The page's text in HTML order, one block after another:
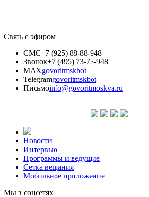
Связь с эфиром
СМС+7 (925) 88-88-948
Звонок+7 (495) 73-73-948
MAXgovoritmskbot
Telegramgovoritmskbot
Письмоinfo@govoritmoskva.ru
Новости
Интервью
Программы и ведущие
Сетка вещания
Мобильное приложение
Мы в соцсетях